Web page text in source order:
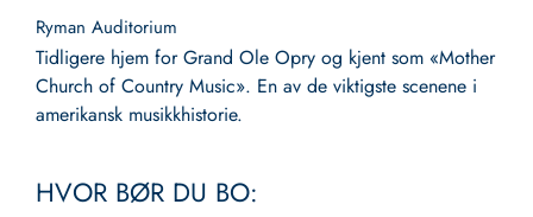
Ryman Auditorium
Tidligere hjem for Grand Ole Opry og kjent som «Mother
Church of Country Music». En av de viktigste scenene i
amerikansk musikkhistorie.
HVOR BØR DU BO: